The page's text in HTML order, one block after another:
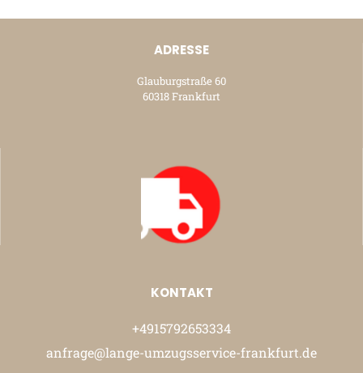
ADRESSE
Glauburgstraße 60
60318 Frankfurt
KONTAKT
+4915792653334
anfrage@lange-umzugsservice-frankfurt.de